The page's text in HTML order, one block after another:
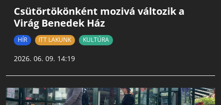
Csütörtökönként mozivá változik a
Virág Benedek Ház
HÍR ITT LAKUNK KULTÚRA
2026. 06. 09. 14:19